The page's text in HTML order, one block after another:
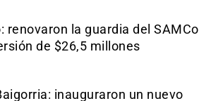
renovaron la guardia del SAMCo
de $26,5 millones
inauguraron un nuevo